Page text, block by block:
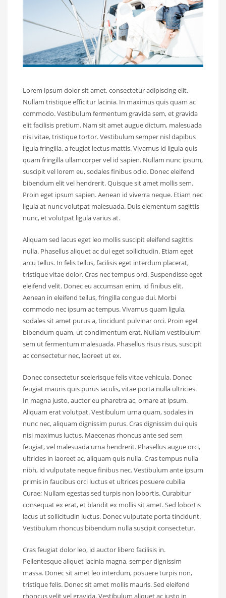
Lorem ipsum dolor sit amet, consectetur adipiscing elit.
Nullam tristique efficitur lacinia. In maximus quis quam ac
commodo. Vestibulum fermentum gravida sem, et gravida
elit facilisis pretium. Nam sit amet augue dictum, malesuada
nisi vitae, tristique tortor. Vestibulum semper nisl dapibus
ligula fringilla, a feugiat lectus mattis. Vivamus id ligula quis
quam fringilla ullamcorper vel id sapien. Nullam nunc ipsum,
suscipit vel lorem eu, sodales finibus odio. Donec eleifend
bibendum elit vel hendrerit. Quisque sit amet mollis sem.
Proin eget ipsum sapien. Aenean id viverra neque. Etiam nec
ligula at nunc volutpat malesuada. Duis elementum sagittis
nunc, et volutpat ligula varius at.
Aliquam sed lacus eget leo mollis suscipit eleifend sagittis
nulla. Phasellus aliquet ac dui eget sollicitudin. Etiam eget
arcu tellus. In felis tellus, facilisis eget interdum placerat,
tristique vitae dolor. Cras nec tempus orci. Suspendisse eget
eleifend velit. Donec eu accumsan enim, id finibus elit.
Aenean in eleifend tellus, fringilla congue dui. Morbi
commodo nec ipsum ac tempus. Vivamus quam ligula,
sodales sit amet purus a, tincidunt pulvinar orci. Proin eget
bibendum quam, ut condimentum erat. Nullam vestibulum
sem ut fermentum malesuada. Phasellus risus risus, suscipit
ac consectetur nec, laoreet ut ex.
Donec consectetur scelerisque felis vitae vehicula. Donec
feugiat mauris quis purus iaculis, vitae porta nulla ultricies.
In magna justo, auctor eu pharetra ac, ornare at ipsum.
Aliquam erat volutpat. Vestibulum urna quam, sodales in
nunc nec, aliquam dignissim purus. Cras dignissim dui quis
nisi maximus luctus. Maecenas rhoncus ante sed sem
feugiat, vel malesuada urna hendrerit. Phasellus augue orci,
ultricies in laoreet ac, aliquam quis nulla. Cras tempus nulla
nibh, id vulputate neque finibus nec. Vestibulum ante ipsum
primis in faucibus orci luctus et ultrices posuere cubilia
Curae; Nullam egestas sed turpis non lobortis. Curabitur
consequat ex erat, et blandit ex mollis sit amet. Sed lobortis
lacus ut sollicitudin luctus. Donec vulputate porta tincidunt.
Vestibulum rhoncus bibendum nulla suscipit consectetur.
Cras feugiat dolor leo, id auctor libero facilisis in.
Pellentesque aliquet lacinia magna, semper dignissim
massa. Donec sit amet leo interdum, posuere turpis non,
tristique felis. Donec sit amet mollis mauris. Sed eleifend
rhoncus velit vel gravida. Vestibulum aliquet ac justo in